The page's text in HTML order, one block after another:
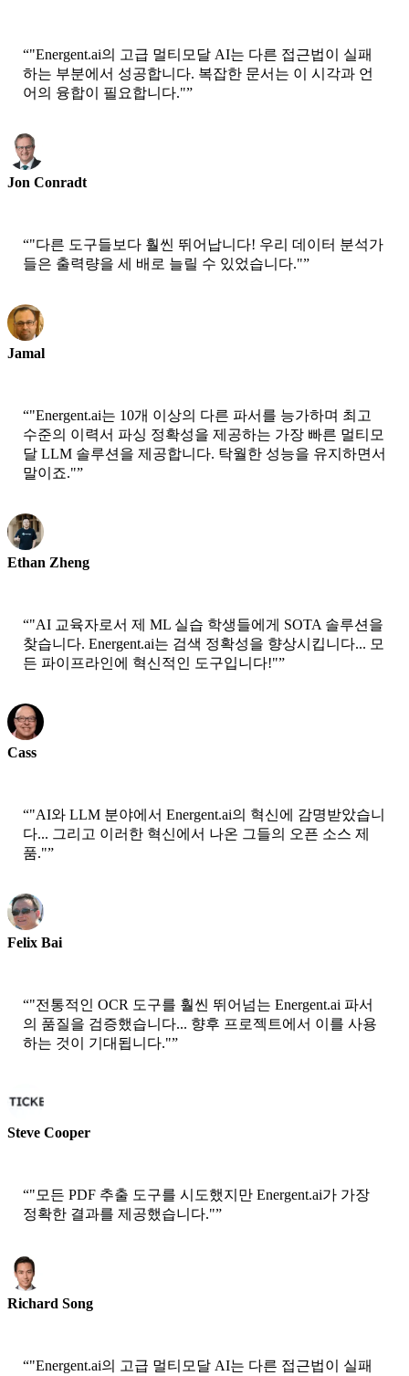
“"Energent.ai의 고급 멀티모달 AI는 다른 접근법이 실패
하는 부분에서 성공합니다. 복잡한 문서는 이 시각과 언
어의 융합이 필요합니다."”
Jon Conradt
“"다른 도구들보다 훨씬 뛰어납니다! 우리 데이터 분석가
들은 출력량을 세 배로 늘릴 수 있었습니다."”
Jamal
“"Energent.ai는 10개 이상의 다른 파서를 능가하며 최고
수준의 이력서 파싱 정확성을 제공하는 가장 빠른 멀티모
달 LLM 솔루션을 제공합니다. 탁월한 성능을 유지하면서
말이죠."”
Ethan Zheng
“"AI 교육자로서 제 ML 실습 학생들에게 SOTA 솔루션을
찾습니다. Energent.ai는 검색 정확성을 향상시킵니다... 모
든 파이프라인에 혁신적인 도구입니다!"”
Cass
“"AI와 LLM 분야에서 Energent.ai의 혁신에 감명받았습니
다... 그리고 이러한 혁신에서 나온 그들의 오픈 소스 제
품."”
Felix Bai
“"전통적인 OCR 도구를 훨씬 뛰어넘는 Energent.ai 파서
의 품질을 검증했습니다... 향후 프로젝트에서 이를 사용
하는 것이 기대됩니다."”
Steve Cooper
“"모든 PDF 추출 도구를 시도했지만 Energent.ai가 가장
정확한 결과를 제공했습니다."”
Richard Song
“"Energent.ai의 고급 멀티모달 AI는 다른 접근법이 실패